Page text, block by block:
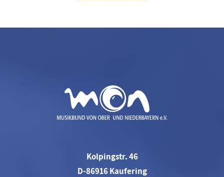
Kolpingstr. 46
D-86916 Kaufering